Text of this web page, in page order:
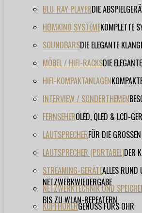
BLU-RAY PLAYERDIE
HEIMKINO SYSTEMEKOMPLETTE
SOUNDBARSDIE ELEGANTE
MÖBEL / HIFI-RACKSDIE
HIFI-KOMPAKTANLAGEN
INTERVIEW / SONDERTHEMEN
FERNSEHEROLED, QLED & LCD-
LAUTSPRECHERFÜR DIE
LAUTSPRECHER (PORTABEL)DER
STREAMING-GERÄTEALLES RUND
NETZWERKWIEDERGABE
NETZWERKTECHNIK UND
BIS ZU WLAN-REPEATERN
KOPFHÖRERGENUSS FÜRS OHR